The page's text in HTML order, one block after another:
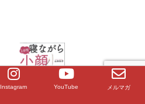
ビングフェスタ・
夏 and Health＆
Beauty Fes.出店
決定！！ ★ならリ
ビングフェスタ特
Instagram YouTube メルマガ